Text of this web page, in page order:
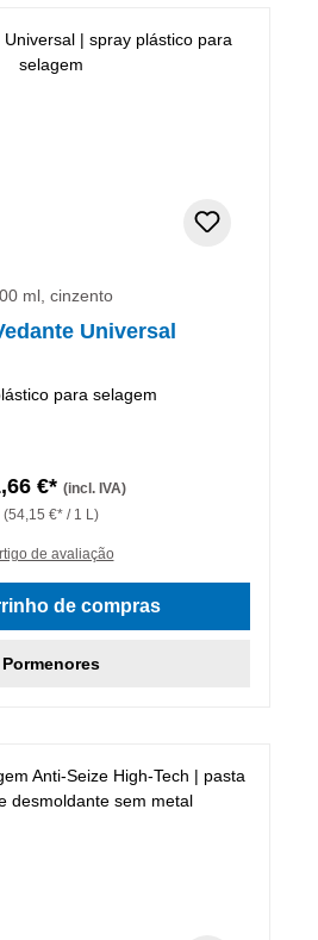
ml, cinzento
Universal
para selagem
€* (incl. IVA)
(54,15 €* / 1 L)
de avaliação
de compras
Pormenores